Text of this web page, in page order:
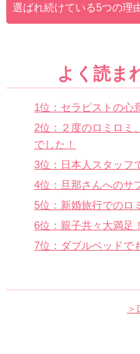
選ばれ続けている5つの理
よく読ま
1位：セラピストの心
2位：２度のロミロミ
でした！
3位：日本人スタッフ
4位：旦那さんへのサ
5位：新婚旅行でのロ
6位：親子共々大満足
7位：ダブルベッドで
＞